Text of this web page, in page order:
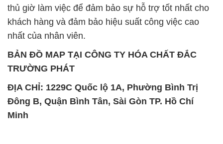
thủ giờ làm việc để đảm bảo sự hỗ trợ tốt nhất cho
khách hàng và đảm bảo hiệu suất công việc cao
nhất của nhân viên.
BẢN ĐỒ MAP TẠI CÔNG TY HÓA CHẤT ĐẮC
TRƯỜNG PHÁT
ĐỊA CHỈ: 1229C Quốc lộ 1A, Phường Bình Trị
Đông B, Quận Bình Tân, Sài Gòn TP. Hồ Chí
Minh